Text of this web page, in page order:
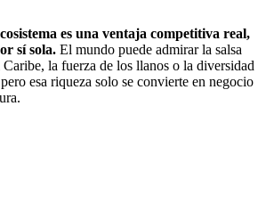
es una ventaja competitiva real,
sí sola. El mundo puede admirar la salsa
la fuerza de los llanos o la diversidad
esa riqueza solo se convierte en negocio